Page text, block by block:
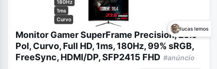
180Hz
1ms
Curvo
lucas lemos
Monitor Gamer SuperFrame Precision, 23.6
Pol, Curvo, Full HD, 1ms, 180Hz, 99% sRGB,
FreeSync, HDMI/DP, SFP2415 FHD #anúncio